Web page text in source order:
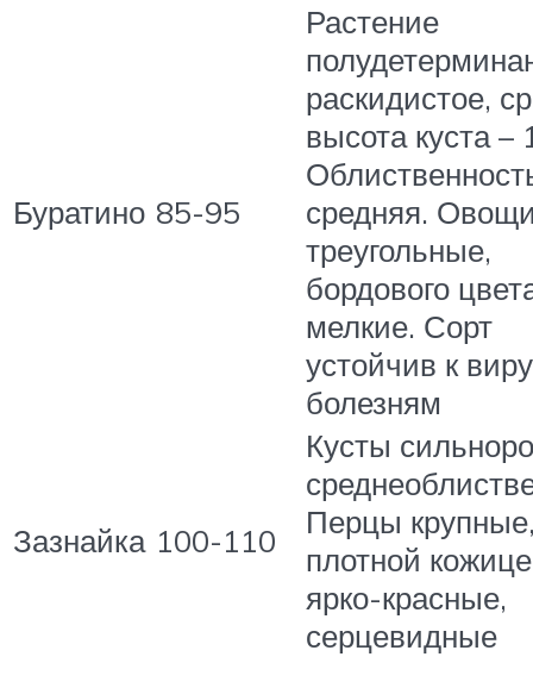
Буратино 85-95
Растение
раскидистое,
высота куста –
средняя.
треугольные,
бордового
мелкие. Сорт
устойчив к
болезням
Зазнайка 100-110
Кусты
Перцы
плотной
ярко-красные,
серцевидные